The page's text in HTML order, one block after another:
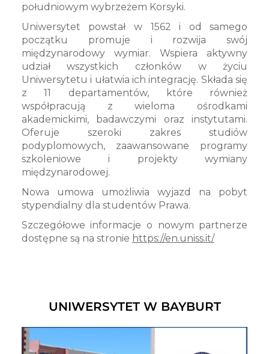
południowym wybrzeżem Korsyki.
Uniwersytet powstał w 1562 i od samego
początku promuje i rozwija swój
międzynarodowy wymiar. Wspiera aktywny
udział wszystkich członków w życiu
Uniwersytetu i ułatwia ich integrację. Składa się
z 11 departamentów, które również
współpracują z wieloma ośrodkami
akademickimi, badawczymi oraz instytutami.
Oferuje szeroki zakres studiów
podyplomowych, zaawansowane programy
szkoleniowe i projekty wymiany
międzynarodowej.
Nowa umowa umożliwia wyjazd na pobyt
stypendialny dla studentów Prawa.
Szczegółowe informacje o nowym partnerze
dostępne są na stronie https://en.uniss.it/
UNIWERSYTET W BAYBURT